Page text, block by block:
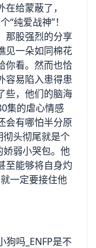
给蒙蔽了，
“纯爱战神”！
那股强烈的分享
见一朵如同棉花
你看。然而也恰
容易陷入患得患
些，他们的脑海
集的虐心情感
会有哪怕半分原
彻头彻尾就是个
娇弱小哭包。他
至能够将自身灼
一定要接住他